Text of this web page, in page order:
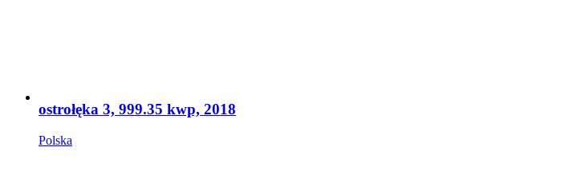
ostrołęka 3, 999.35 kwp, 2018
Polska